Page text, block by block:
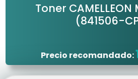
Toner
(841506-
Precio recomandado: